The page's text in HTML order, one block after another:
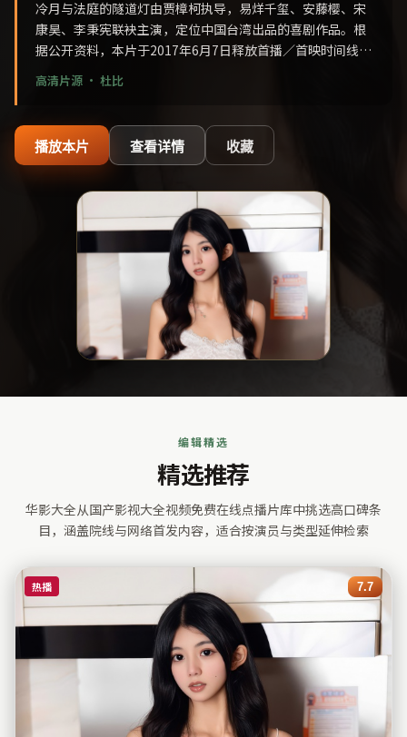
冷月与法庭的隧道灯由贾樟柯执导，易烊千玺、安藤樱、宋
康昊、李秉宪联袂主演，定位中国台湾出品的喜剧作品。根
据公开资料，本片于2017年6月7日释放首播／首映时间线，
叙事侧重空间调度与声音设计；适合关注华语院线动态与作
者导演风格、并收集国产类型片长尾词的观众放入个人片
高清片源 · 杜比
播放本片 查看详情 收藏
编辑精选
精选推荐
华影大全从国产影视大全视频免费在线点播片库中挑选高口碑条
目，涵盖院线与网络首发内容，适合按演员与类型延伸检索
热播 7.7